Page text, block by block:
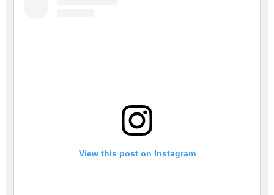
View this post on Instagram